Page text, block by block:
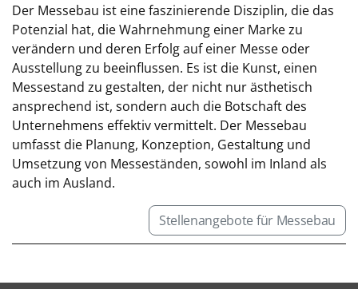
Der Messebau ist eine faszinierende Disziplin, die das
Potenzial hat, die Wahrnehmung einer Marke zu
verändern und deren Erfolg auf einer Messe oder
Ausstellung zu beeinflussen. Es ist die Kunst, einen
Messestand zu gestalten, der nicht nur ästhetisch
ansprechend ist, sondern auch die Botschaft des
Unternehmens effektiv vermittelt. Der Messebau
umfasst die Planung, Konzeption, Gestaltung und
Umsetzung von Messeständen, sowohl im Inland als
auch im Ausland.
Stellenangebote für Messebau